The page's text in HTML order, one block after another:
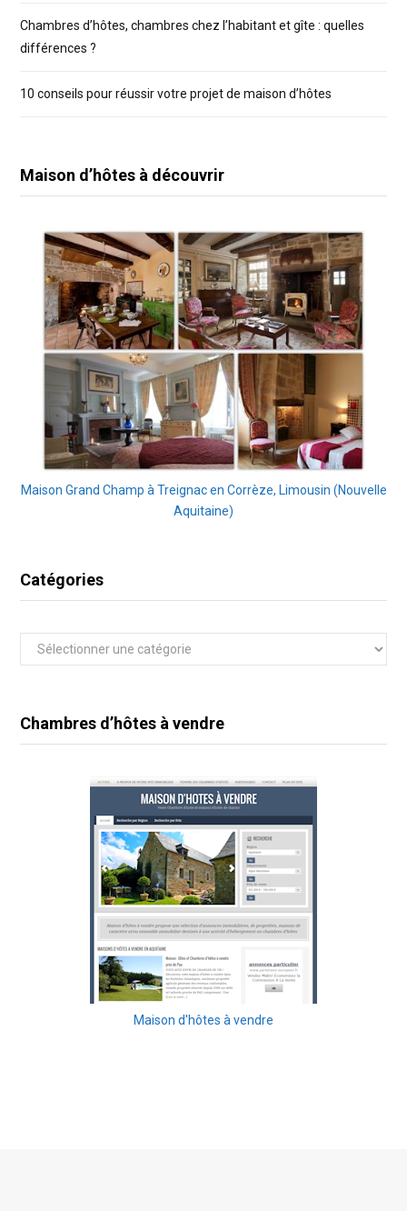
Chambres d’hôtes, chambres chez l’habitant et gîte : quelles
différences ?
10 conseils pour réussir votre projet de maison d’hôtes
Maison d’hôtes à découvrir
Maison Grand Champ à Treignac en Corrèze, Limousin (Nouvelle
Aquitaine)
Catégories
Catégories
Chambres d’hôtes à vendre
Maison d'hôtes à vendre